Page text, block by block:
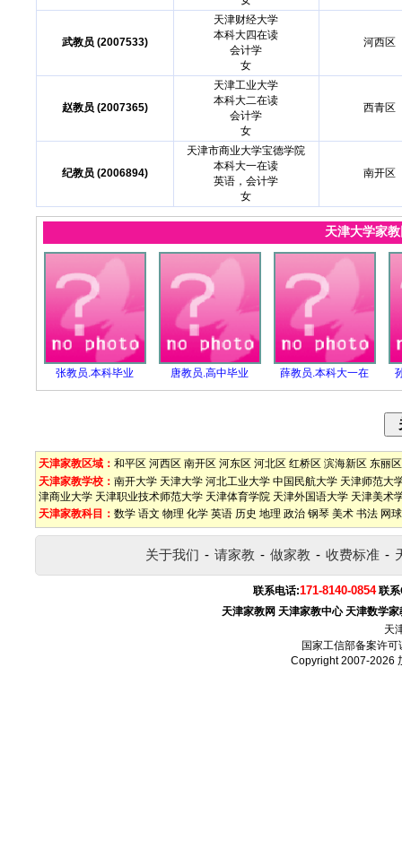
武教员 (2007533)
天津财经大学
本科大四在读
会计学
女
河西区
赵教员 (2007365)
天津工业大学
本科大二在读
会计学
女
西青区
纪教员 (2006894)
天津市商业大学宝德学院
本科大一在读
英语，会计学
女
南开区
天津大学家
张教员.本科毕业 唐教员.高中毕业 薛教员.本科大一在
天津家教区域： 和平区 河西区 南开区 河东区 河北区 红桥区 滨海新区 东丽区
天津家教学校： 南开大学 天津大学 河北工业大学 中国民航大学 天津师范大
津商业大学 天津职业技术师范大学 天津体育学院 天津外国语大学 天津美术
天津家教科目： 数学 语文 物理 化学 英语 历史 地理 政治 钢琴 美术 书法 网球
关于我们 - 请家教 - 做家教 - 收费标准 -
联系电话:171-8140-0854 联
天津家教网 天津家教中心 天津数学家
天
国家工信部备案许可
Copyright 2007-2026